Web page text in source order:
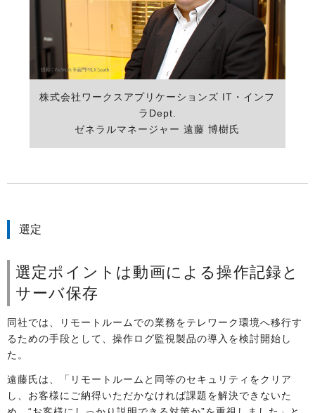
株式会社ワークスアプリケーションズ IT・インフ
ラDept.
ゼネラルマネージャー 遠藤 博樹氏
選定
選定ポイントは動画による操作記録と
サーバ保存
同社では、リモートルームでの業務をテレワーク環境へ移行す
るための手段として、操作ログ監視製品の導入を検討開始し
た。
遠藤氏は、「リモートルームと同等のセキュリティをクリア
し、お客様にご納得いただかなければ課題を解決できないた